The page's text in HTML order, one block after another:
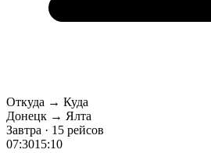
Откуда → Куда
Донецк → Ялта
Завтра · 15 рейсов
07:3015:10